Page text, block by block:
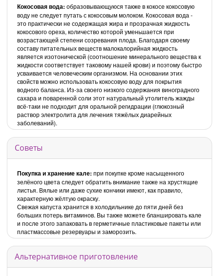
Кокосовая вода: образовывающуюся также в кокосе кокосовую
воду не следует путать с кокосовым молоком. Кокосовая вода -
это практически не содержащая жира и прозрачная жидкость
кокосового ореха, количество которой уменьшается при
возрастающей степени созревания плода. Благодаря своему
составу питательных веществ малокалорийная жидкость
является изотонической (соотношение минерального вещества к
жидкости соответствует таковому нашей крови) и поэтому быстро
усваивается человеческим организмом. На основании этих
свойств можно использовать кокосовую воду для покрытия
водного баланса. Из-за своего низкого содержания виноградного
сахара и поваренной соли этот натуральный утолитель жажды
всё-таки не подходит для оральной регидрации (глюкозный
раствор электролита для лечения тяжёлых диарейных
заболеваний).
Советы
Покупка и хранение кале: при покупке кроме насыщенного
зелёного цвета следует обратить внимание также на хрустящие
листья. Вялые или даже сухие кончики имеют, как правило,
характерную жёлтую окраску.
Свежая капуста хранится в холодильнике до пяти дней без
больших потерь витаминов. Вы также можете бланшировать кале
и после этого запаковать в герметичные пластиковые пакеты или
пластмассовые резервуары и заморозить.
Альтернативное приготовление